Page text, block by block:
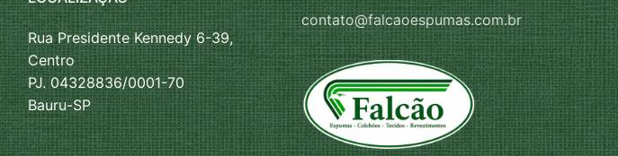
Rua Presidente Kennedy 6-39,
Centro
PJ. 04328836/0001-70
Bauru-SP
contato@falcaoespumas.com.br